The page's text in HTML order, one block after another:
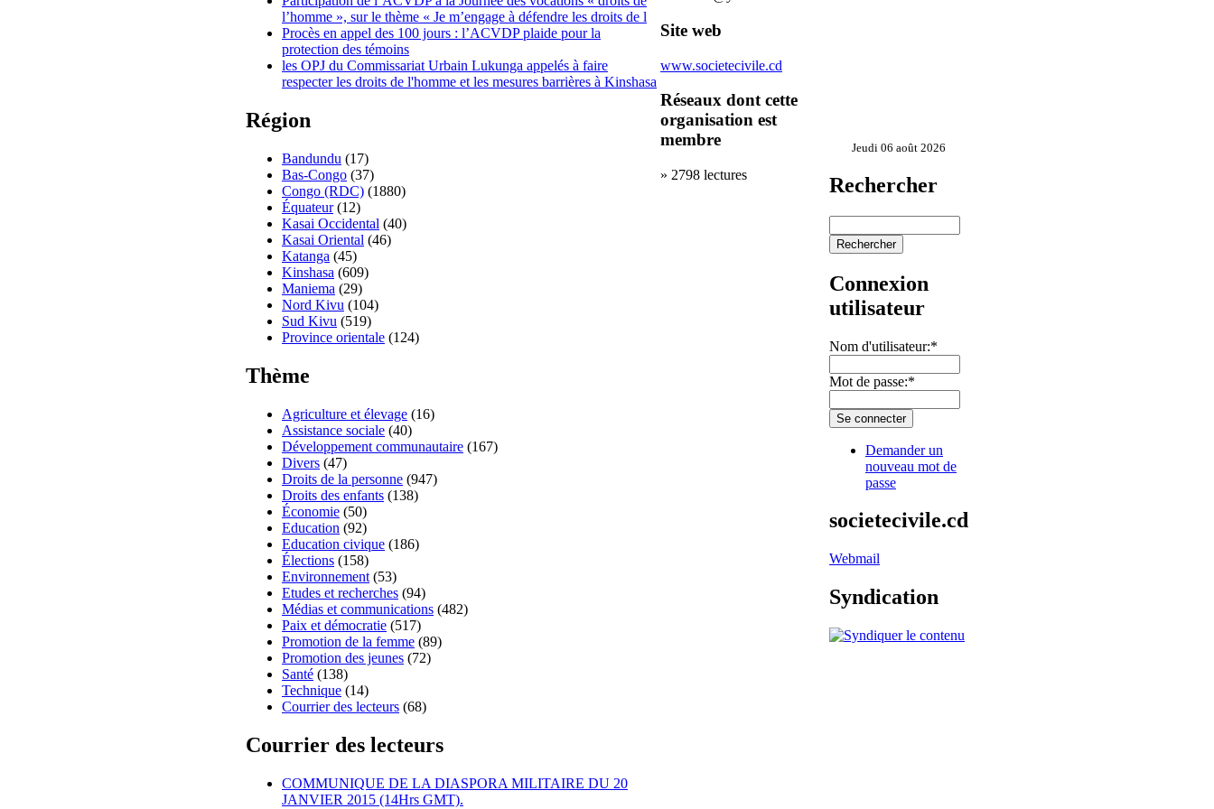
l’homme », sur le thème « Je m’engage à défendre les droits de l
Procès en appel des 100 jours : l’ACVDP plaide pour la
protection des témoins
les OPJ du Commissariat Urbain Lukunga appelés à faire
respecter les droits de l'homme et les mesures barrières à Kinshasa
Région
Bandundu (17)
Bas-Congo (37)
Congo (RDC) (1880)
Équateur(12)
Kasai Occidental (40)
Kasai Oriental (46)
Katanga (45)
Kinshasa (609)
Maniema (29)
Nord Kivu (104)
Sud Kivu (519)
Province orientale (124)
Thème
Agriculture et élevage (16)
Assistance sociale (40)
Développement communautaire (167)
Divers (47)
Droits de la personne (947)
Droits des enfants (138)
Économie (50)
Education (92)
Education civique (186)
Élections (158)
Environnement (53)
Etudes et recherches (94)
Médias et communications (482)
Paix et démocratie (517)
Promotion de la femme (89)
Promotion des jeunes (72)
Santé (138)
Technique (14)
Courrier des lecteurs (68)
Courrier des lecteurs
COMMUNIQUE DE LA DIASPORA MILITAIRE DU 20
JANVIER 2015 (14Hrs GMT).
Site web
www.societecivile.cd
Réseaux dont cette
organisation est
membre
» 2798 lectures
Jeudi 06 août 2026
Rechercher
Connexion
utilisateur
Nom d'utilisateur:*
Mot de passe:*
Demander un
nouveau mot de
passe
societecivile.cd
Webmail
Syndication